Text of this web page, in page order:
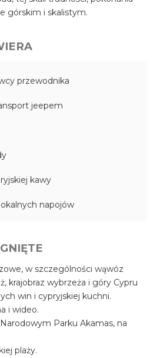
górskim i skalistym.
przewodnika
jeepem
kawy
napojów
w szczególności wąwóz
krajobraz wybrzeża i góry Cypru
win i cypryjskiej kuchni.
i wideo.
Parku Akamas, na
plaży.